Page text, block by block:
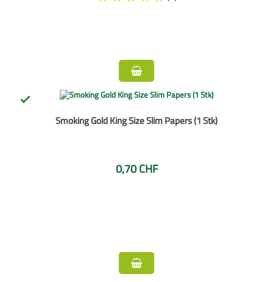

Smoking Gold King Size Slim Papers (1 Stk)
0,70 CHF